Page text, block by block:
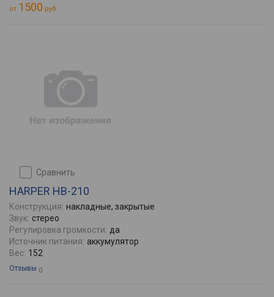
от 1500 руб.
сравнить
HARPER HB-210
Конструкция: накладные, закрытые
Звук: стерео
Регулировка громкости: да
Источник питания: аккумулятор
Вес: 152
Отзывы 0